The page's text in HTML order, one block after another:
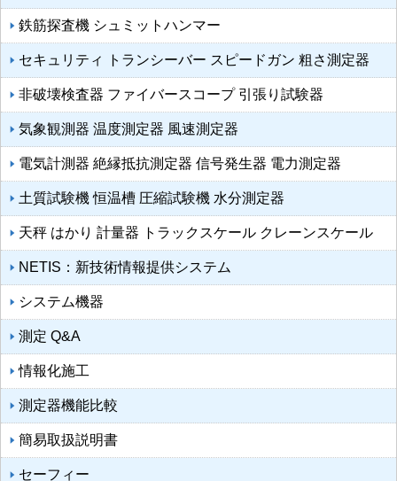
鉄筋探査機 シュミットハンマー
セキュリティ トランシーバー スピードガン 粗さ測定器
非破壊検査器 ファイバースコープ 引張り試験器
気象観測器 温度測定器 風速測定器
電気計測器 絶縁抵抗測定器 信号発生器 電力測定器
土質試験機 恒温槽 圧縮試験機 水分測定器
天秤 はかり 計量器 トラックスケール クレーンスケール
NETIS：新技術情報提供システム
システム機器
測定 Q&A
情報化施工
測定器機能比較
簡易取扱説明書
セーフィー